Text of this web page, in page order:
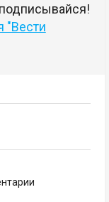
"Вести